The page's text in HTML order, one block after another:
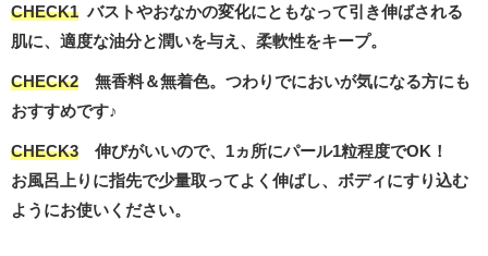
CHECK1 バストやおなかの変化にともなって引き伸ばされる
肌に、適度な油分と潤いを与え、柔軟性をキープ。
CHECK2 無香料＆無着色。つわりでにおいが気になる方にも
おすすめです♪
CHECK3 伸びがいいので、1ヵ所にパール1粒程度でOK！
お風呂上りに指先で少量取ってよく伸ばし、ボディにすり込む
ようにお使いください。